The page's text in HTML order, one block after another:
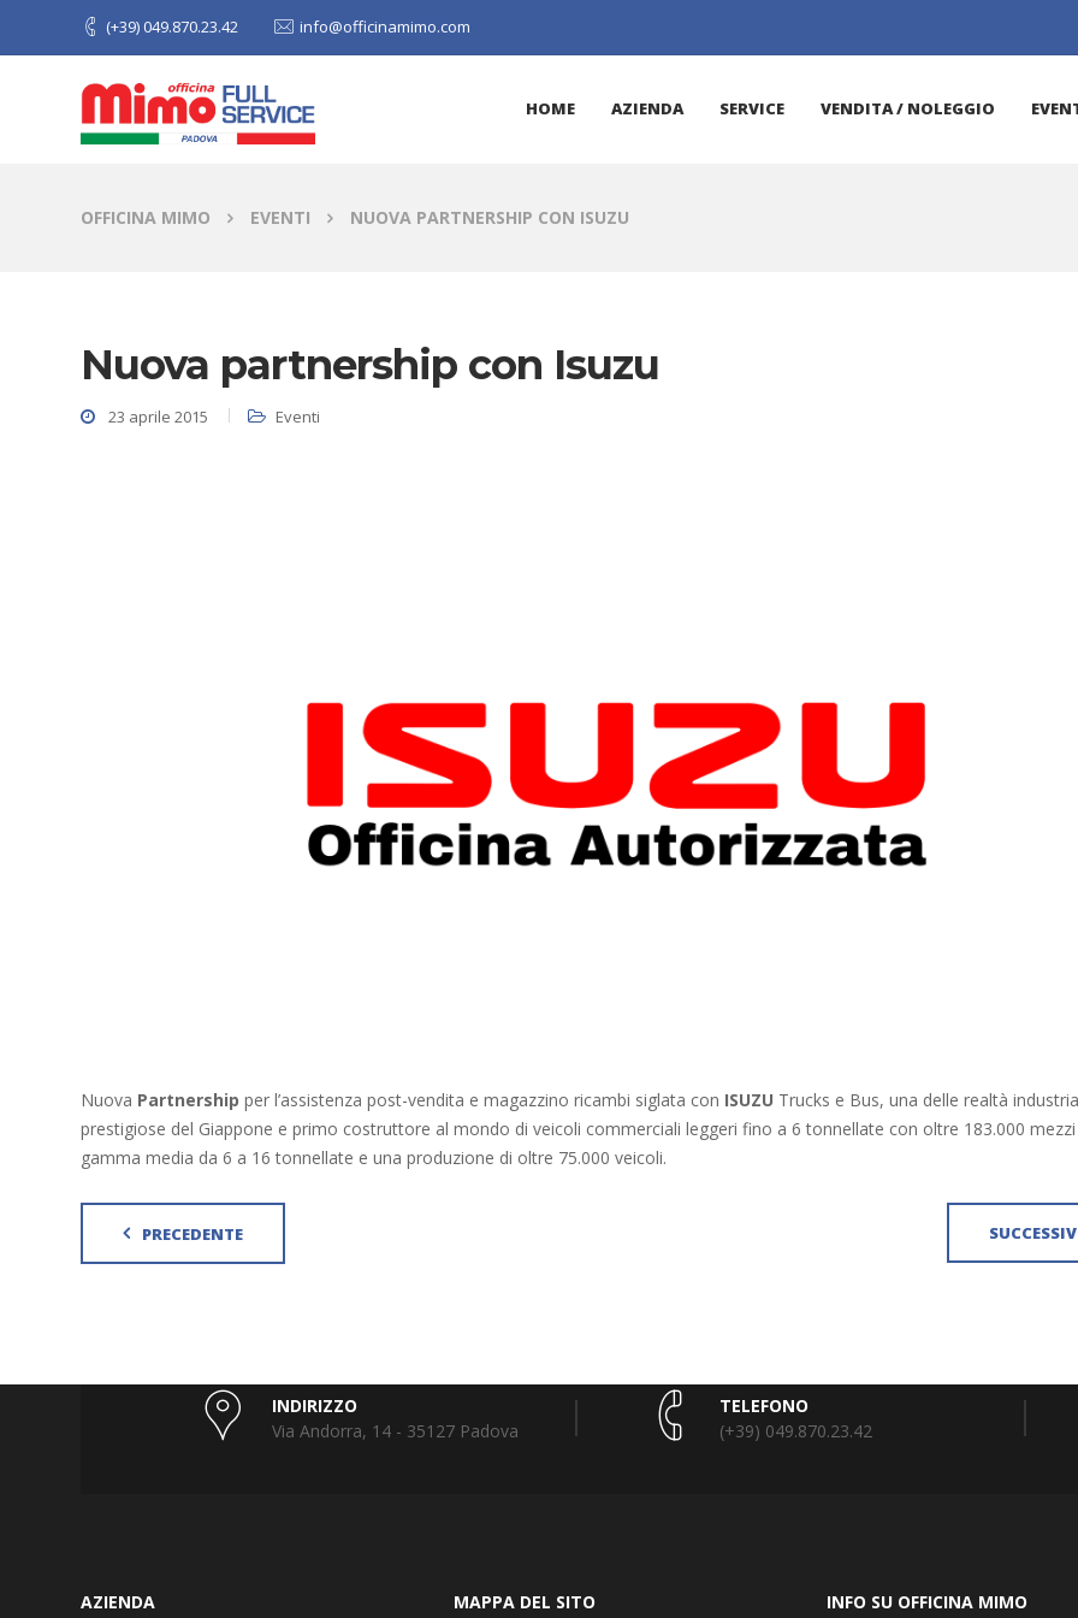
(+39) 049.870.23.42 info@officinamimo.com
HOME AZIENDA SERVICE VENDITA / NOLEGGIO
OFFICINA MIMO EVENTI NUOVA PARTNERSHIP CON ISUZU
Nuova partnership con Isuzu
23 aprile 2015 Eventi
Nuova Partnership per l’assistenza post-vendita e magazzino ricambi siglata con ISUZU Trucks e Bus, una delle realtà
prestigiose del Giappone e primo costruttore al mondo di veicoli commerciali leggeri fino a 6 tonnellate con oltre 183.000 mezzi
gamma media da 6 a 16 tonnellate e una produzione di oltre 75.000 veicoli.
PRECEDENTE
INDIRIZZO
Via Andorra, 14 - 35127 Padova
TELEFONO
(+39) 049.870.23.42
AZIENDA MAPPA DEL SITO INFO SU OFFICINA MIMO